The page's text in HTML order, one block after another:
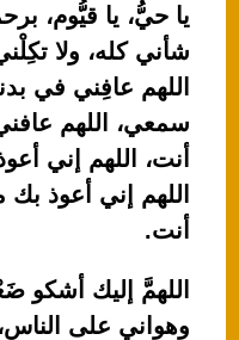
يا حيُّ، يا قيُّوم،
شأني كله، ولا
اللهم عافِني في
سمعي، اللهم
أنت، اللهم إني
اللهم إني أعوذ بك
أنت.
اللهمَّ إليك أشكو
وهواني على